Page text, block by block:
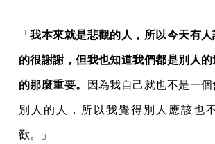
「我本來就是悲觀的人，所以今天有
的很謝謝，但我也知道我們都是別人
的那麼重要。 因為我自己就也不是一
別人的人，所以我覺得別人應該也
歡。」